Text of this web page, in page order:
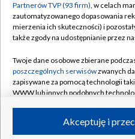
Centrum
©2026 Telewizja Polska
Partnerów TVP (93 firm), w celach
zautomatyzowanego dopasowania
mierzenia ich skuteczności) i
także zgody na udostępnianie przez
Twoje dane osobowe zbierane
poszczególnych serwisówzwanych
zapisywane za pomocą technologii
WWW lub innych podobnych
ruchu w Internecie.Akceptuję i